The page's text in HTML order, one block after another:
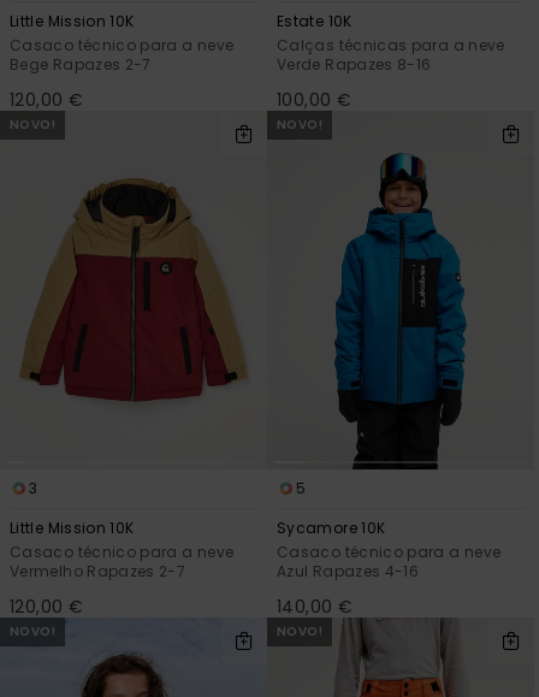
Little Mission 10K
Casaco técnico para a neve
Bege Rapazes 2-7
120,00 €
Estate 10K
Calças técnicas para a neve
Verde Rapazes 8-16
100,00 €
NOVO!
3
Little Mission 10K
Casaco técnico para a neve
Vermelho Rapazes 2-7
120,00 €
NOVO!
5
Sycamore 10K
Casaco técnico para a neve
Azul Rapazes 4-16
140,00 €
NOVO! NOVO!